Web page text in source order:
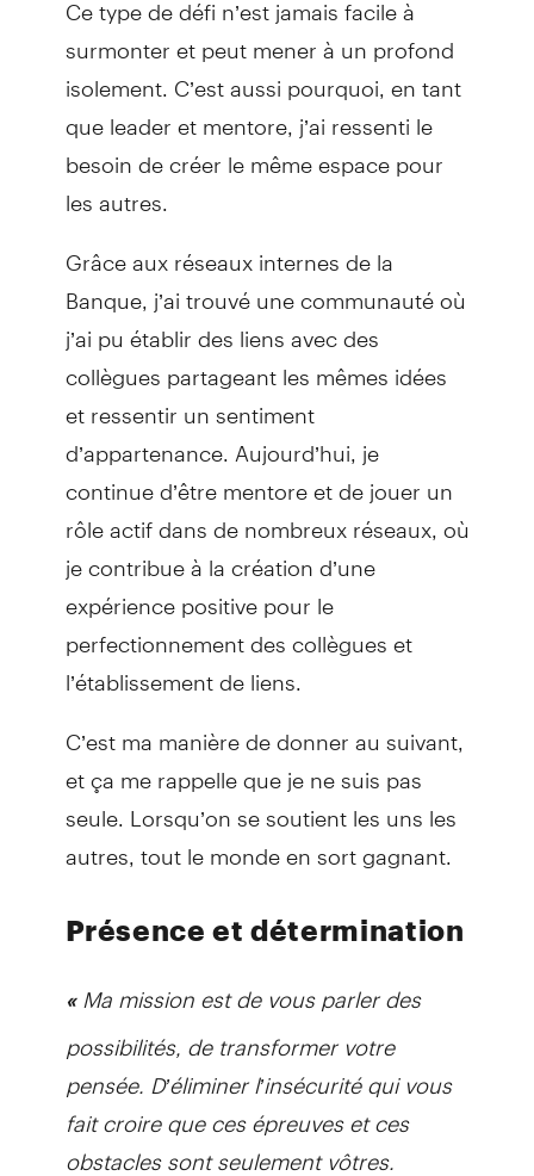
surmonter et peut mener à un profond
isolement. C’est aussi pourquoi, en tant
que leader et mentore, j’ai ressenti le
besoin de créer le même espace pour
les autres.
Grâce aux réseaux internes de la
Banque, j’ai trouvé une communauté où
j’ai pu établir des liens avec des
collègues partageant les mêmes idées
et ressentir un sentiment
d’appartenance. Aujourd’hui, je
continue d’être mentore et de jouer un
rôle actif dans de nombreux réseaux, où
je contribue à la création d’une
expérience positive pour le
perfectionnement des collègues et
l’établissement de liens.
C’est ma manière de donner au suivant,
et ça me rappelle que je ne suis pas
seule. Lorsqu’on se soutient les uns les
autres, tout le monde en sort gagnant.
Présence et détermination
«Ma mission est de vous parler des
possibilités, de transformer votre
pensée. D’éliminer l’insécurité qui vous
fait croire que ces épreuves et ces
obstacles sont seulement vôtres.